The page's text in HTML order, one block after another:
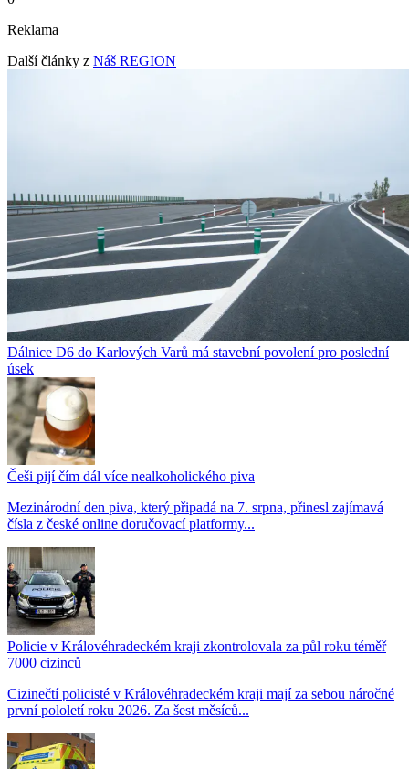
Reklama
Další články z Náš REGION
Dálnice D6 do Karlových Varů má stavební povolení pro poslední
úsek
Češi pijí čím dál více nealkoholického piva
Mezinárodní den piva, který připadá na 7. srpna, přinesl zajímavá
čísla z české online doručovací platformy...
Policie v Královéhradeckém kraji zkontrolovala za půl roku téměř
7000 cizinců
Cizinečtí policisté v Královéhradeckém kraji mají za sebou náročné
první pololetí roku 2026. Za šest měsíců...